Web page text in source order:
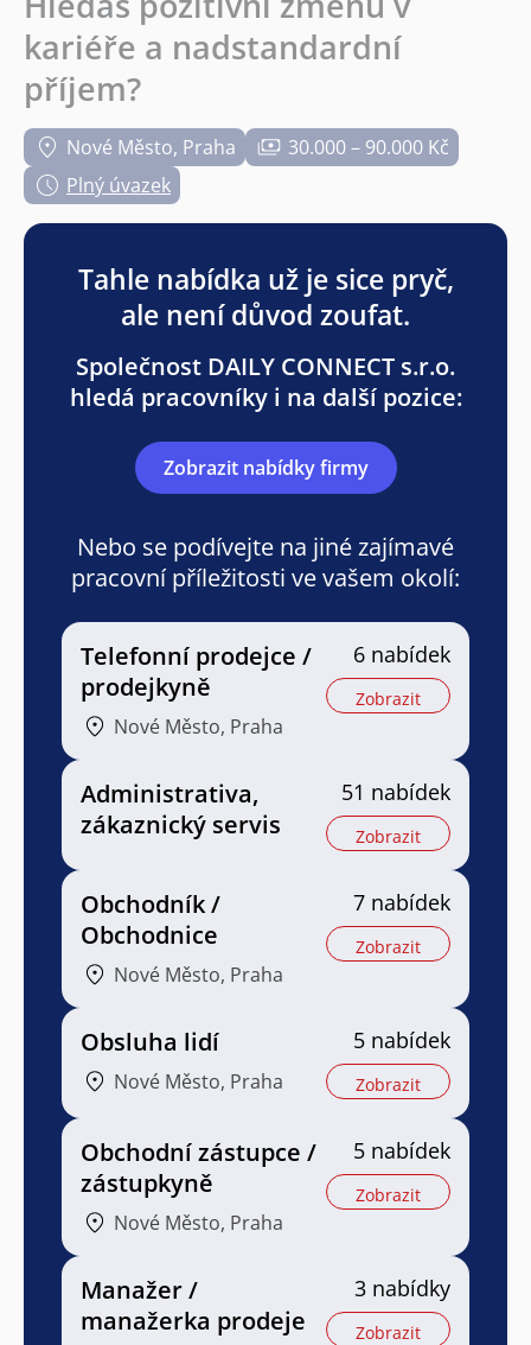
kariéře a nadstandardní
příjem?
Nové Město, Praha
30.000 – 90.000 Kč
Plný úvazek
Tahle nabídka už je sice pryč,
ale není důvod zoufat.
Společnost DAILY CONNECT s.r.o.
hledá pracovníky i na další pozice:
Zobrazit nabídky firmy
Nebo se podívejte na jiné zajímavé
pracovní příležitosti ve vašem okolí:
Telefonní prodejce /
prodejkyně
Nové Město, Praha
6 nabídek
Zobrazit
Administrativa,
zákaznický servis
51 nabídek
Zobrazit
Obchodník /
Obchodnice
Nové Město, Praha
7 nabídek
Zobrazit
Obsluha lidí
Nové Město, Praha
5 nabídek
Zobrazit
Obchodní zástupce /
zástupkyně
Nové Město, Praha
5 nabídek
Zobrazit
Manažer /
manažerka prodeje
3 nabídky
Zobrazit